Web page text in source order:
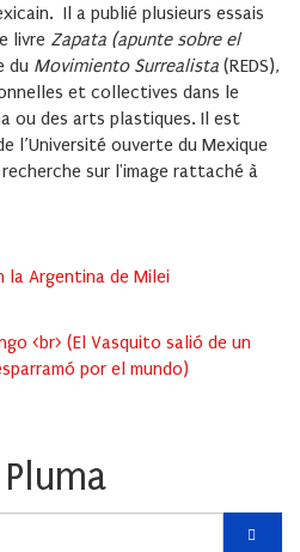
Il a publié plusieurs essais
livre Zapata (apunte sobre el
du Movimiento Surrealista (REDS),
et collectives dans le
ou des arts plastiques. Il est
l’Université ouverte du Mexique
sur l'image rattaché à
la Argentina de Milei
<br> (El Vasquito salió de un
por el mundo)